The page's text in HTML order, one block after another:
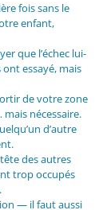
fois sans le
enfant,
que l’échec lui-
essayé, mais
de votre zone
nécessaire.
d’autre
des autres
trop occupés
— il faut aussi